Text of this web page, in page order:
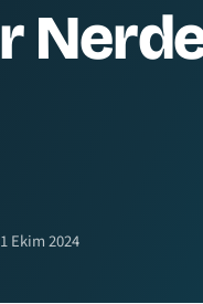
Ekim 2024